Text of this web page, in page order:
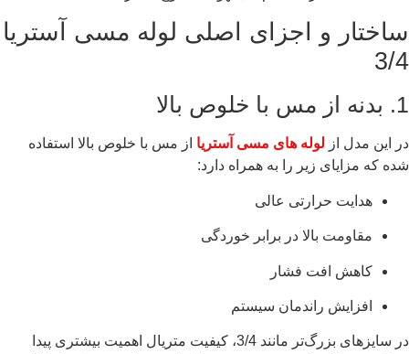
ساختار و اجزای اصلی لوله مسی آستریا
3/4
1. بدنه از مس با خلوص بالا
در این مدل از لوله های مسی آستریا از مس با خلوص بالا استفاده
شده که مزایای زیر را به همراه دارد:
هدایت حرارتی عالی
مقاومت بالا در برابر خوردگی
کاهش افت فشار
افزایش راندمان سیستم
در سایزهای بزرگ‌تر مانند 3/4، کیفیت متریال اهمیت بیشتری پیدا